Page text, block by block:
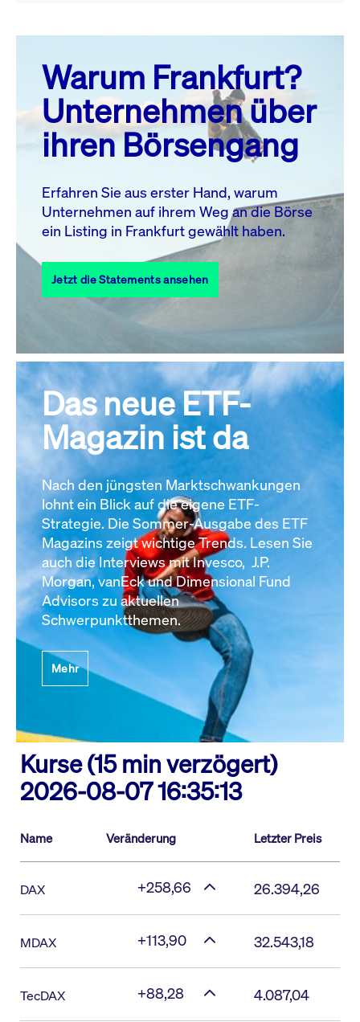
August 26
MO. DI. MI. DO. FR. SA. SO.
1
2
3
4 5 6 7 8
10 11 13 14
17
18 19 20 21 22
23
27 28
31
Alle Events
Warum Frankfurt?
Unternehmen über
ihren Börsengang
Erfahren Sie aus erster Hand, warum
Unternehmen auf ihrem Weg an die Börse
ein Listing in Frankfurt gewählt haben.
Jetzt die Statements ansehen
Das neue ETF-
Magazin ist da
Nach den jüngsten Marktschwankungen
lohnt ein Blick auf die eigene ETF-
Strategie. Die Sommer-Ausgabe des ETF
Magazins zeigt wichtige Trends. Lesen Sie
auch die Interviews mit Invesco, J.P.
Morgan, vanEck und Dimensional Fund
Advisors zu aktuellen
Schwerpunktthemen.
Mehr
Kurse (15 min verzögert)
2026-08-07 16:35:13
Name Veränderung Letzter Preis
DAX +258,66 26.394,26
MDAX +113,90 32.543,18
TecDAX +88,28 4.087,04